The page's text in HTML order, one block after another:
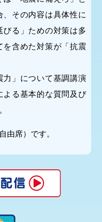
その内容は具体性に
る」ための対策は多
含めた対策が「抗震
」について基調講演
よる基本的な質問及び
由席）です。